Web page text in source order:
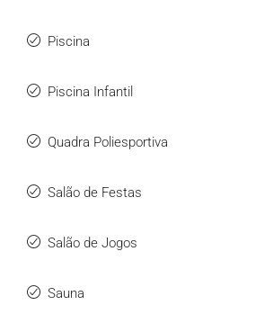
Piscina
Piscina Infantil
Quadra Poliesportiva
Salão de Festas
Salão de Jogos
Sauna